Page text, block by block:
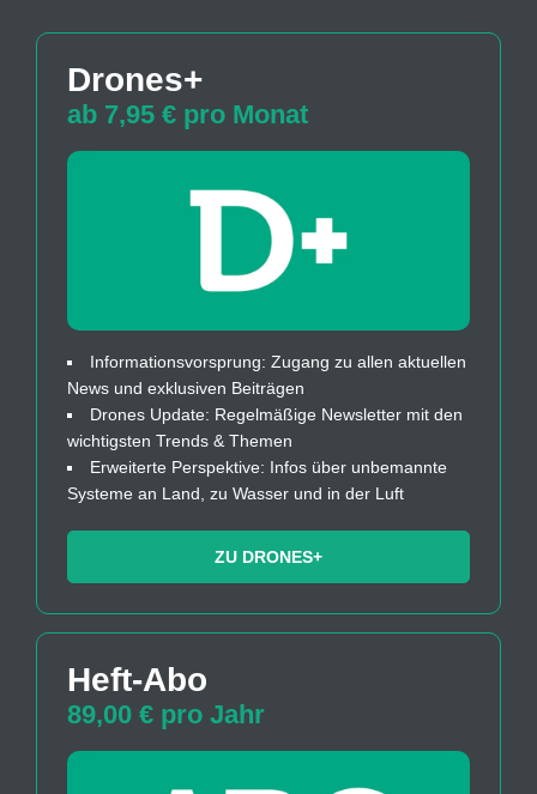
Drones+
ab 7,95 € pro Monat
Informationsvorsprung: Zugang zu allen aktuellen
News und exklusiven Beiträgen
Drones Update: Regelmäßige Newsletter mit den
wichtigsten Trends & Themen
Erweiterte Perspektive: Infos über unbemannte
Systeme an Land, zu Wasser und in der Luft
ZU DRONES+
Heft-Abo
89,00 € pro Jahr